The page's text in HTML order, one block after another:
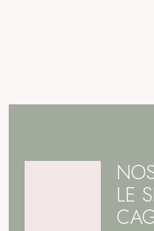
LE